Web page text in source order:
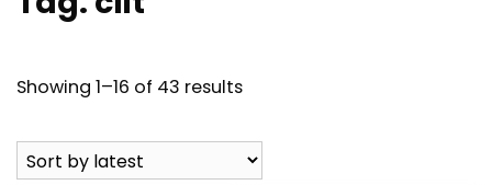
Showing 1–16 of 43 results